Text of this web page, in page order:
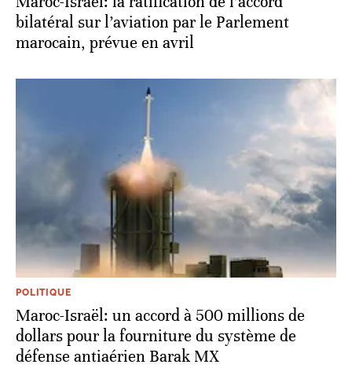
bilatéral sur l’aviation par le Parlement
marocain, prévue en avril
POLITIQUE
Maroc-Israël: un accord à 500 millions de
dollars pour la fourniture du système de
défense antiaérien Barak MX